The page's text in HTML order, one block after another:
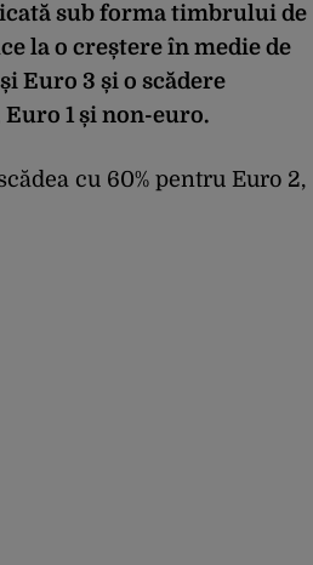
sub forma timbrului de
la o creștere în medie de
Euro 3 și o scădere
1 și non-euro.
cu 60% pentru Euro 2,